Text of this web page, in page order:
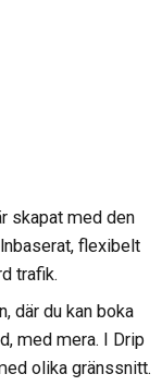
skapat med den
flexibelt
trafik.
där du kan boka
med mera. I Drip
olika gränssnitt.